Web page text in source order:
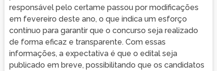
responsável pelo certame passou por modificações
em fevereiro deste ano, o que indica um esforço
contínuo para garantir que o concurso seja realizado
de forma eficaz e transparente. Com essas
informações, a expectativa é que o edital seja
publicado em breve, possibilitando que os candidatos